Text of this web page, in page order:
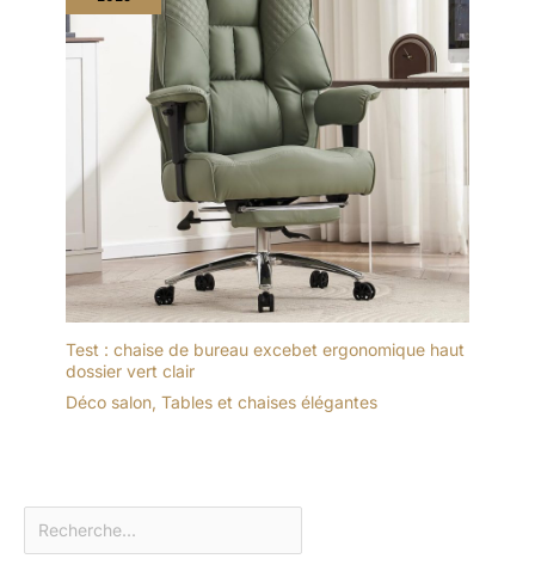
Test : chaise de bureau excebet ergonomique haut
dossier vert clair
Déco salon, Tables et chaises élégantes